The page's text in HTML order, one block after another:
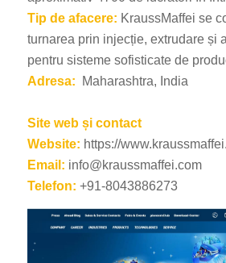
Tip de afacere: KraussMaffei se
turnarea prin injecție, extrudare și
pentru sisteme sofisticate de
Adresa: Maharashtra, India
Site web și contact
Website: https://
Email: info@kraussmaffei.com
Telefon: +91-8043886273